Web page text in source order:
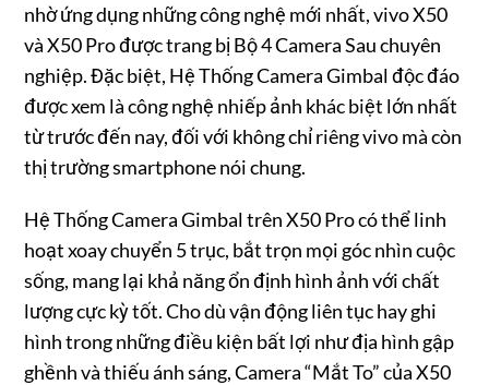
nhờ ứng dụng những công nghệ mới nhất, vivo X50
và X50 Pro được trang bị Bộ 4 Camera Sau chuyên
nghiệp. Đặc biệt, Hệ Thống Camera Gimbal độc đáo
được xem là công nghệ nhiếp ảnh khác biệt lớn nhất
từ trước đến nay, đối với không chỉ riêng vivo mà còn
thị trường smartphone nói chung.
Hệ Thống Camera Gimbal trên X50 Pro có thể linh
hoạt xoay chuyển 5 trục, bắt trọn mọi góc nhìn cuộc
sống, mang lại khả năng ổn định hình ảnh với chất
lượng cực kỳ tốt. Cho dù vận động liên tục hay ghi
hình trong những điều kiện bất lợi như địa hình gập
ghềnh và thiếu ánh sáng, Camera “Mắt To” của X50